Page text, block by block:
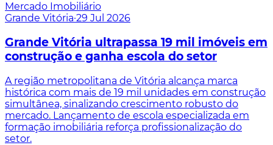
Mercado Imobiliário
Grande Vitória·29 Jul 2026
Grande Vitória ultrapassa 19 mil imóveis em
construção e ganha escola do setor
A região metropolitana de Vitória alcança marca
histórica com mais de 19 mil unidades em construção
simultânea, sinalizando crescimento robusto do
mercado. Lançamento de escola especializada em
formação imobiliária reforça profissionalização do
setor.